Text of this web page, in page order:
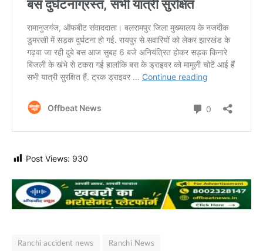
Post Views: 930
Ranchi accident news Ranchi News